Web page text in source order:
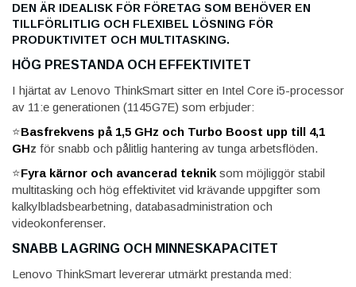
DEN ÄR IDEALISK FÖR FÖRETAG SOM BEHÖVER EN
TILLFÖRLITLIG OCH FLEXIBEL LÖSNING FÖR
PRODUKTIVITET OCH MULTITASKING.
HÖG PRESTANDA OCH EFFEKTIVITET
I hjärtat av Lenovo ThinkSmart sitter en Intel Core i5-processor
av 11:e generationen (1145G7E) som erbjuder:
⭐Basfrekvens på 1,5 GHz och Turbo Boost upp till 4,1
GHz för snabb och pålitlig hantering av tunga arbetsflöden.
⭐Fyra kärnor och avancerad teknik som möjliggör stabil
multitasking och hög effektivitet vid krävande uppgifter som
kalkylbladsbearbetning, databasadministration och
videokonferenser.
SNABB LAGRING OCH MINNESKAPACITET
Lenovo ThinkSmart levererar utmärkt prestanda med: